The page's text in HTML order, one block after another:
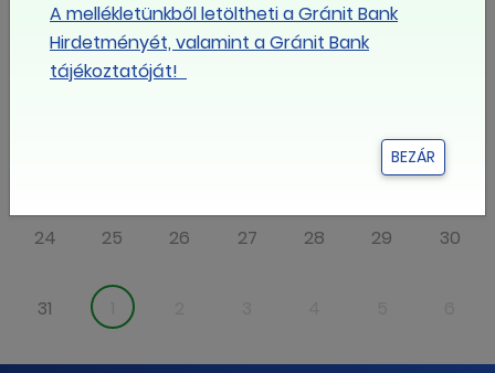
4 5 6 7 8
22 23
24 25 26 27 28 29 30
31
A mellékletünkből letöltheti a Gránit Bank
Hirdetményét, valamint a Gránit Bank
tájékoztatóját!
BEZÁR